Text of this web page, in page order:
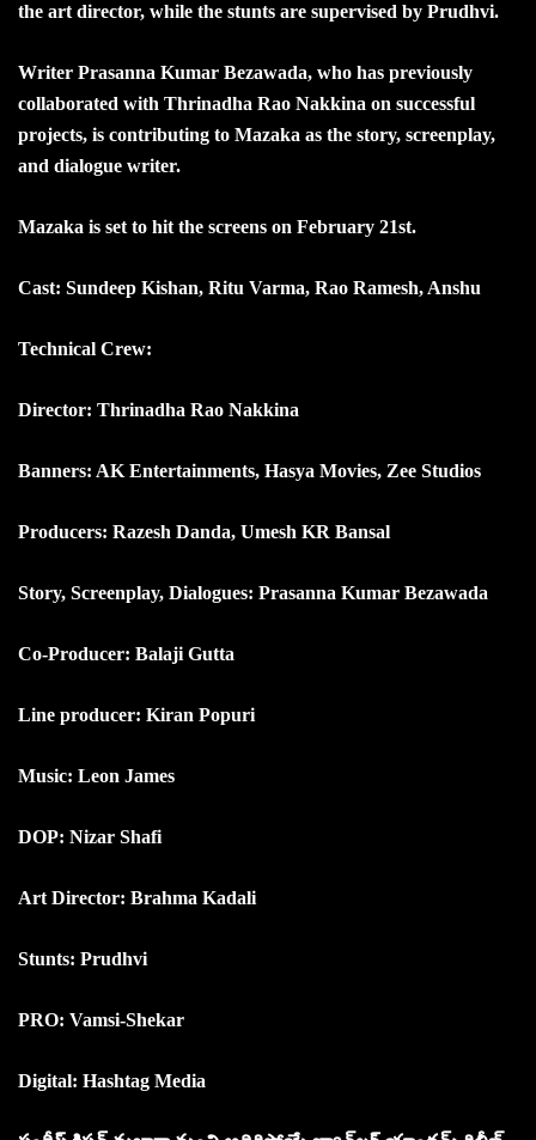
the art director, while the stunts are supervised by Prudhvi.
Writer Prasanna Kumar Bezawada, who has previously
collaborated with Thrinadha Rao Nakkina on successful
projects, is contributing to Mazaka as the story, screenplay,
and dialogue writer.
Mazaka is set to hit the screens on February 21st.
Cast: Sundeep Kishan, Ritu Varma, Rao Ramesh, Anshu
Technical Crew:
Director: Thrinadha Rao Nakkina
Banners: AK Entertainments, Hasya Movies, Zee Studios
Producers: Razesh Danda, Umesh KR Bansal
Story, Screenplay, Dialogues: Prasanna Kumar Bezawada
Co-Producer: Balaji Gutta
Line producer: Kiran Popuri
Music: Leon James
DOP: Nizar Shafi
Art Director: Brahma Kadali
Stunts: Prudhvi
PRO: Vamsi-Shekar
Digital: Hashtag Media